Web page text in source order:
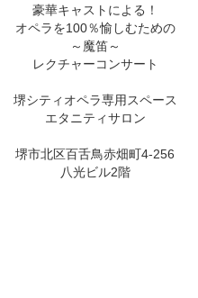
豪華キャストによる！
オペラを100％愉しむための
～魔笛～
レクチャーコンサート
堺シティオペラ専用スペース
エタニティサロン
堺市北区百舌鳥赤畑町4-256
八光ビル2階